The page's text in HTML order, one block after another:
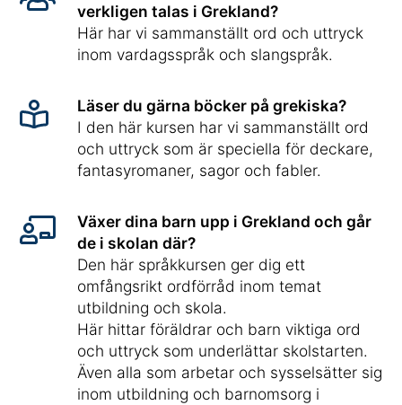
verkligen talas i Grekland?
Här har vi sammanställt ord och uttryck
inom vardagsspråk och slangspråk.
Läser du gärna böcker på grekiska?
I den här kursen har vi sammanställt ord
och uttryck som är speciella för deckare,
fantasyromaner, sagor och fabler.
Växer dina barn upp i Grekland och går
de i skolan där?
Den här språkkursen ger dig ett
omfångsrikt ordförråd inom temat
utbildning och skola.
Här hittar föräldrar och barn viktiga ord
och uttryck som underlättar skolstarten.
Även alla som arbetar och sysselsätter sig
inom utbildning och barnomsorg i